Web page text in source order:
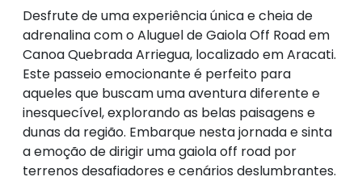
Desfrute de uma experiência única e cheia de
adrenalina com o Aluguel de Gaiola Off Road em
Canoa Quebrada Arriegua, localizado em Aracati.
Este passeio emocionante é perfeito para
aqueles que buscam uma aventura diferente e
inesquecível, explorando as belas paisagens e
dunas da região. Embarque nesta jornada e sinta
a emoção de dirigir uma gaiola off road por
terrenos desafiadores e cenários deslumbrantes.